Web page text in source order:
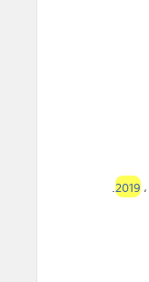
،2019
.